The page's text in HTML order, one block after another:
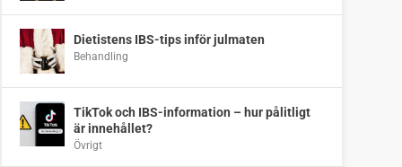
Dietistens IBS-tips inför julmaten
Behandling
TikTok och IBS-information – hur pålitligt
är innehållet?
Övrigt